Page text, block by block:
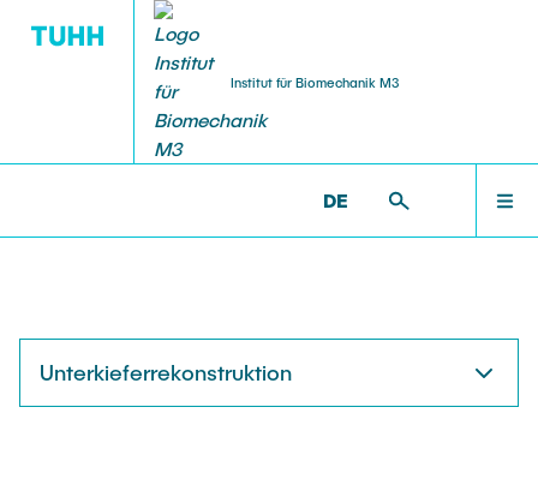
Institut für Biomechanik M3
DE
PUBLIKATIONEN
Guests
Alumni
Unterkieferrekonstruktion